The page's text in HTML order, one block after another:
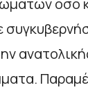
όσο